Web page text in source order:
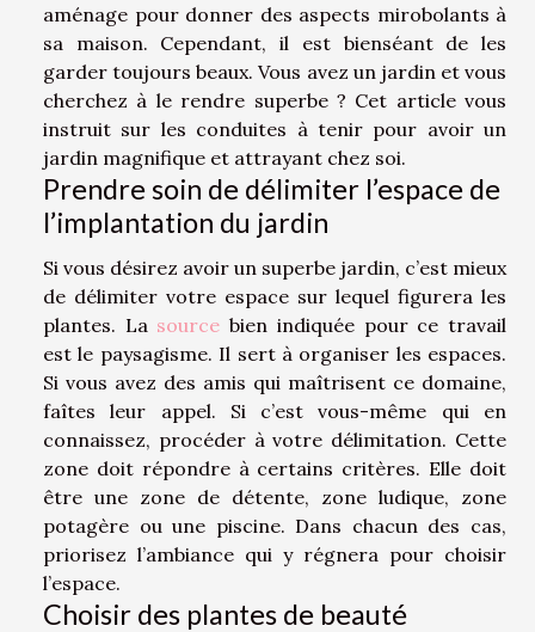
aménage pour donner des aspects mirobolants à
sa maison. Cependant, il est bienséant de les
garder toujours beaux. Vous avez un jardin et vous
cherchez à le rendre superbe ? Cet article vous
instruit sur les conduites à tenir pour avoir un
jardin magnifique et attrayant chez soi.
Prendre soin de délimiter l’espace de
l’implantation du jardin
Si vous désirez avoir un superbe jardin, c’est mieux
de délimiter votre espace sur lequel figurera les
plantes. La source bien indiquée pour ce travail
est le paysagisme. Il sert à organiser les espaces.
Si vous avez des amis qui maîtrisent ce domaine,
faîtes leur appel. Si c’est vous-même qui en
connaissez, procéder à votre délimitation. Cette
zone doit répondre à certains critères. Elle doit
être une zone de détente, zone ludique, zone
potagère ou une piscine. Dans chacun des cas,
priorisez l’ambiance qui y régnera pour choisir
l’espace.
Choisir des plantes de beauté